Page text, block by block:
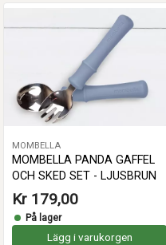
MOMBELLA
MOMBELLA PANDA GAFFEL
OCH SKED SET - LJUSBRUN
Kr 179,00
På lager
Lägg i varukorgen